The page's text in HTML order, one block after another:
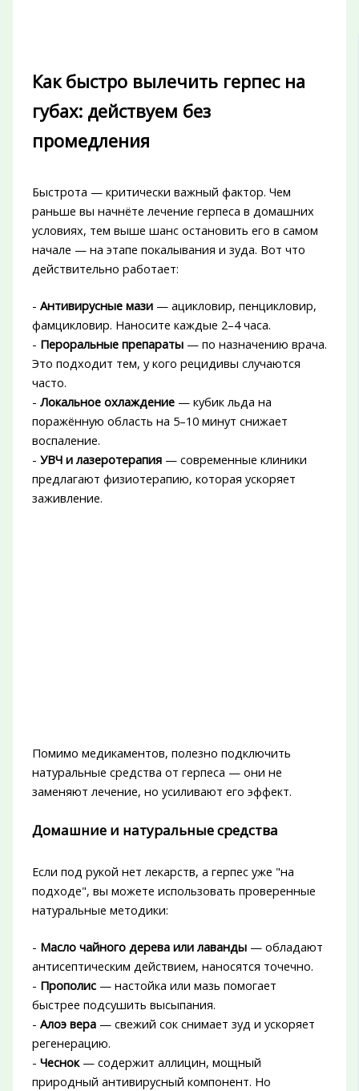
Как быстро вылечить герпес на
губах: действуем без
промедления
Быстрота — критически важный фактор. Чем
раньше вы начнёте лечение герпеса в домашних
условиях, тем выше шанс остановить его в самом
начале — на этапе покалывания и зуда. Вот что
действительно работает:
- Антивирусные мази— ацикловир, пенцикловир,
фамцикловир. Наносите каждые 2–4 часа.
- Пероральные препараты— по назначению врача.
Это подходит тем, у кого рецидивы случаются
часто.
- Локальное охлаждение— кубик льда на
поражённую область на 5–10 минут снижает
воспаление.
- УВЧ и лазеротерапия— современные клиники
предлагают физиотерапию, которая ускоряет
заживление.
Помимо медикаментов, полезно подключить
натуральные средства от герпеса — они не
заменяют лечение, но усиливают его эффект.
Домашние и натуральные средства
Если под рукой нет лекарств, а герпес уже "на
подходе", вы можете использовать проверенные
натуральные методики:
- Масло чайного дерева или лаванды— обладают
антисептическим действием, наносятся точечно.
- Прополис— настойка или мазь помогает
быстрее подсушить высыпания.
- Алоэ вера— свежий сок снимает зуд и ускоряет
регенерацию.
- Чеснок— содержит аллицин, мощный
природный антивирусный компонент. Но